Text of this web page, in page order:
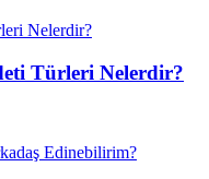
Türleri Nelerdir?